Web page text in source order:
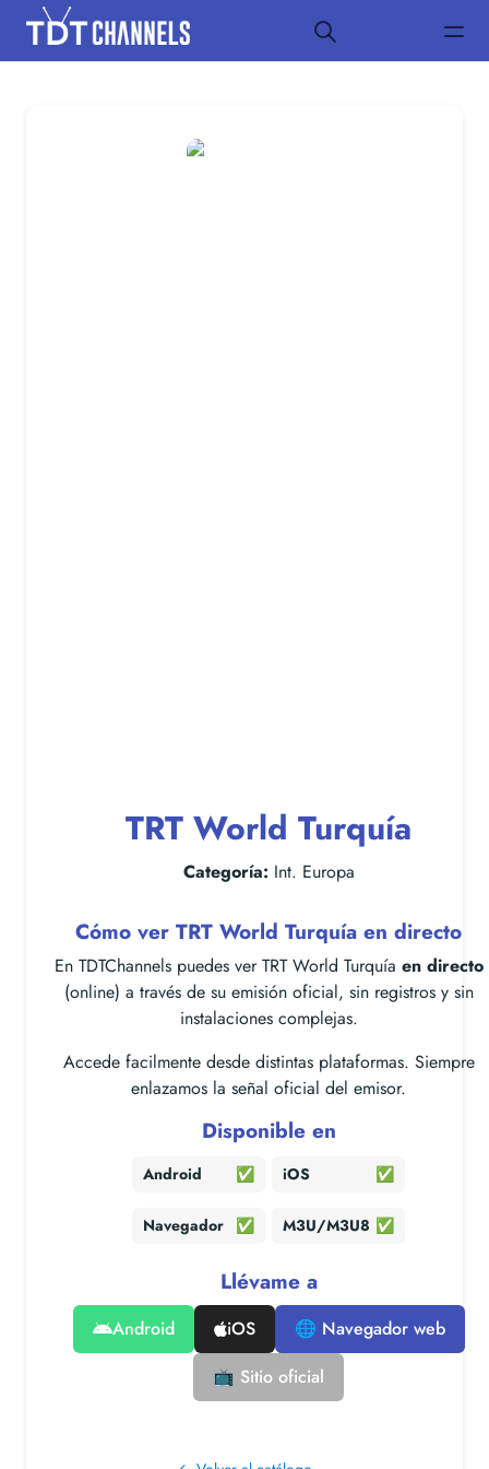
TRT World Turquía
Categoría: Int. Europa
Cómo ver TRT World Turquía en directo
En TDTChannels puedes ver TRT World Turquía en directo
(online) a través de su emisión oficial, sin registros y sin
instalaciones complejas.
Accede facilmente desde distintas plataformas. Siempre
enlazamos la señal oficial del emisor.
Disponible en
Android ✅ iOS ✅
Navegador ✅ M3U/M3U8 ✅
Llévame a
Android iOS
🌐 Navegador web
📺 Sitio oficial